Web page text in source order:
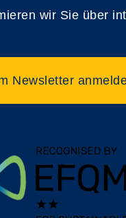
wir Sie über
Newsletter